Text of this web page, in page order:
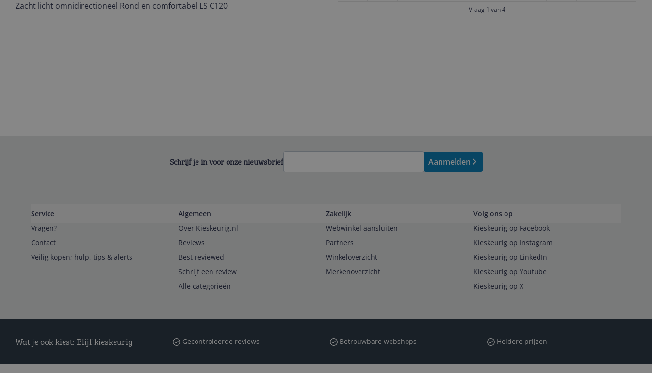
Zacht licht omnidirectioneel Rond en comfortabel LS C120 Vraag 1 van 4
Schrijf je in voor onze nieuwsbrief Aanmelden
Service
Vragen?
Contact
Veilig kopen; hulp, tips & alerts
Algemeen
Over Kieskeurig.nl
Reviews
Best reviewed
Schrijf een review
Alle categorieën
Zakelijk
Webwinkel aansluiten
Partners
Winkeloverzicht
Merkenoverzicht
Volg ons op
Kieskeurig op Facebook
Kieskeurig op Instagram
Kieskeurig op LinkedIn
Kieskeurig op Youtube
Kieskeurig op X
Wat je ook kiest: Blijf kieskeurig Gecontroleerde reviews Betrouwbare webshops Heldere prijzen